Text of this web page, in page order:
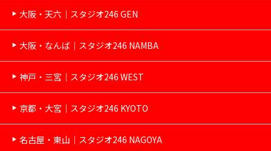
大阪・天六｜スタジオ246 GEN
大阪・なんば｜スタジオ246 NAMBA
神戸・三宮｜スタジオ246 WEST
京都・大宮｜スタジオ246 KYOTO
名古屋・東山｜スタジオ246 NAGOYA